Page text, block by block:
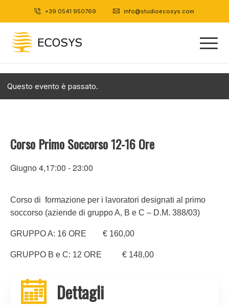
+39 0541 950769 info@studioecosys.com
Questo evento è passato.
Corso Primo Soccorso 12-16 Ore
Giugno 4,17:00 -23:00
Corso di formazione per i lavoratori designati al primo
soccorso (aziende di gruppo A, B e C – D.M. 388/03)
GRUPPO A: 16 ORE € 160,00
GRUPPO B e C: 12 ORE € 148,00
Dettagli